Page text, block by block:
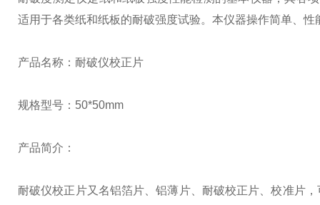
适用于各类纸和纸板的耐破强度试验。本仪器操作简单、
产品名称：耐破仪校正片
规格型号：50*50mm
产品简介：
耐破仪校正片又名铝箔片、铝薄片、耐破校正片、校准片